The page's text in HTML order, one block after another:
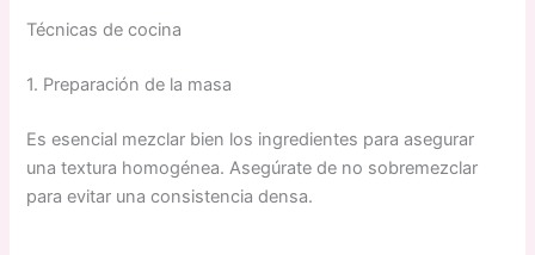
Técnicas de cocina
1. Preparación de la masa
Es esencial mezclar bien los ingredientes para asegurar
una textura homogénea. Asegúrate de no sobremezclar
para evitar una consistencia densa.